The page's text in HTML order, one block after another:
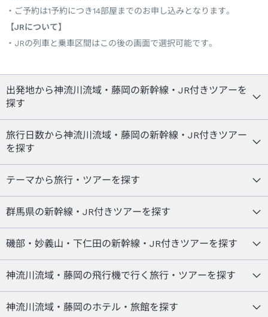
ご予約は1予約につき14部屋までのお申し込みとなります。
【JRについて】
JRの列車と乗車区間はこの後の画面で選択可能です。
出発地から神流川流域・藤岡の新幹線・JR付きツアーを
探す
旅行日数から神流川流域・藤岡の新幹線・JR付きツアー
を探す
テーマから旅行・ツアーを探す
群馬県の新幹線・JR付きツアーを探す
磯部・妙義山・下仁田の新幹線・JR付きツアーを探す
神流川流域・藤岡の飛行機で行く旅行・ツアーを探す
神流川流域・藤岡のホテル・旅館を探す